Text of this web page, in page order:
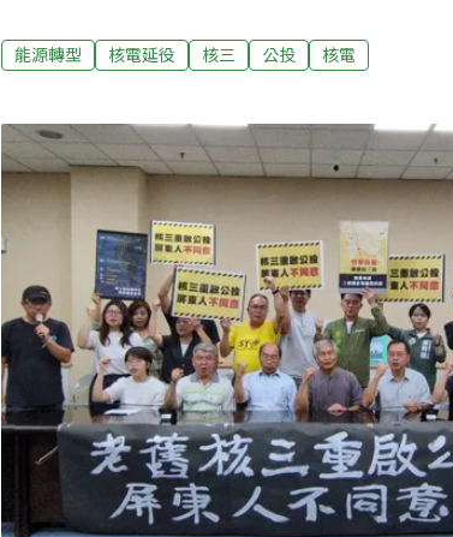
月通過「核三繼續運轉」公投，經中選會公告8月23
「您是否同意，第三核能發電廠經主管機關同意確認
會，以同意核三重啟的立法院代表為正方，不同意的
代表反方，第一場次於8月7日登場。反方辦事處由
灣綠黨號召連署成立，7月31日公布發表會代表人選
集人甘崇緯、20歲首投族吳亞昕、立委莊瑞雄，以及
能源減碳辦公室副執行長林子倫、台電董事長曾文生
能源轉型 核電延役 核三 公投 核電